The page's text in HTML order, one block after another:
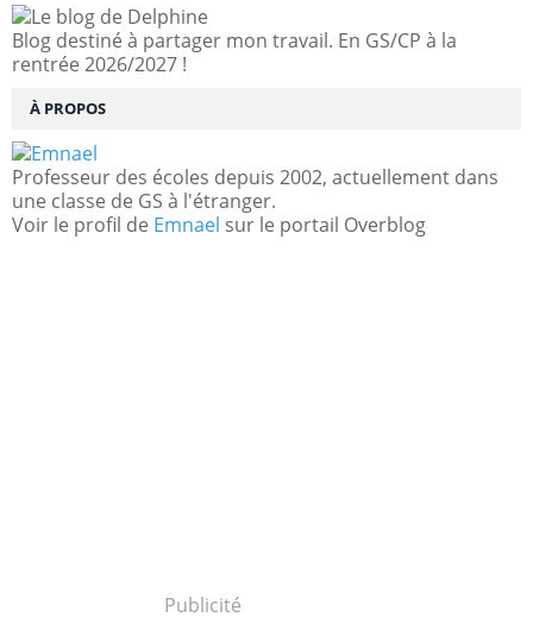
Blog destiné à partager mon travail. En GS/CP à la
rentrée 2026/2027 !
À PROPOS
Professeur des écoles depuis 2002, actuellement dans
une classe de GS à l'étranger.
Voir le profil de Emnael sur le portail Overblog
Publicité